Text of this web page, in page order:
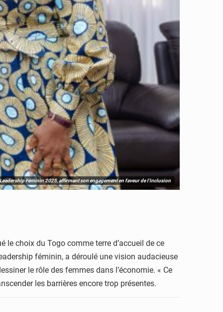
Féminin 2025, affirmant son engagement en faveur de l’inclusion
le choix du Togo comme terre d’accueil de ce
féminin, a déroulé une vision audacieuse
le rôle des femmes dans l’économie. « Ce
les barrières encore trop présentes.